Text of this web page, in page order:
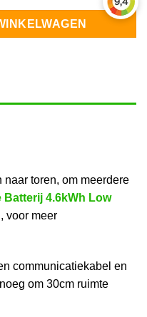
toren, om meerdere
Batterij 4.6kWh Low
voor meer
communicatiekabel en
om 30cm ruimte